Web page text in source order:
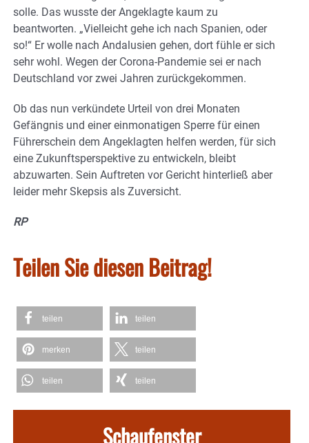
solle. Das wusste der Angeklagte kaum zu
beantworten. „Vielleicht gehe ich nach Spanien, oder
so!“ Er wolle nach Andalusien gehen, dort fühle er sich
sehr wohl. Wegen der Corona-Pandemie sei er nach
Deutschland vor zwei Jahren zurückgekommen.
Ob das nun verkündete Urteil von drei Monaten
Gefängnis und einer einmonatigen Sperre für einen
Führerschein dem Angeklagten helfen werden, für sich
eine Zukunftsperspektive zu entwickeln, bleibt
abzuwarten. Sein Auftreten vor Gericht hinterließ aber
leider mehr Skepsis als Zuversicht.
RP
Teilen Sie diesen Beitrag!
teilen teilen
merken teilen
teilen teilen
Schaufenster